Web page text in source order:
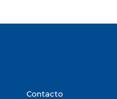
Contacto